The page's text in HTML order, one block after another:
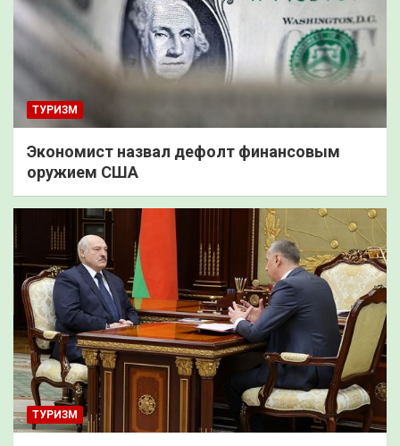
ТУРИЗМ
Экономист назвал дефолт финансовым
оружием США
ТУРИЗМ